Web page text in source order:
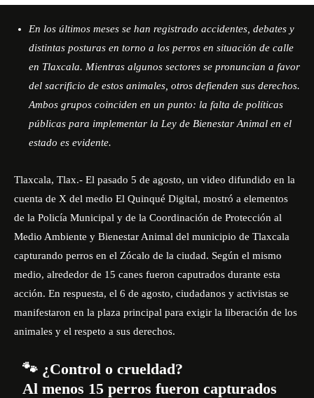
En los últimos meses se han registrado accidentes, debates y
distintas posturas en torno a los perros en situación de calle
en Tlaxcala. Mientras algunos sectores se pronuncian a favor
del sacrificio de estos animales, otros defienden sus derechos.
Ambos grupos coinciden en un punto: la falta de políticas
públicas para implementar la Ley de Bienestar Animal en el
estado es evidente.
Tlaxcala, Tlax.- El pasado 5 de agosto, un video difundido en la
cuenta de X del medio El Quinqué Digital, mostró a elementos
de la Policía Municipal y de la Coordinación de Protección al
Medio Ambiente y Bienestar Animal del municipio de Tlaxcala
capturando perros en el Zócalo de la ciudad. Según el mismo
medio, alrededor de 15 canes fueron caputrados durante esta
acción. En respuesta, el 6 de agosto, ciudadanos y activistas se
manifestaron en la plaza principal para exigir la liberación de los
animales y el respeto a sus derechos.
🐾 ¿Control o crueldad?
Al menos 15 perros fueron capturados